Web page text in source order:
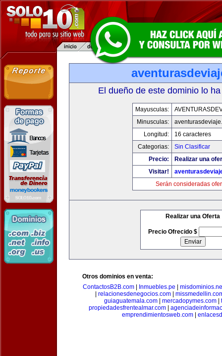
El dueño de este dominio lo
Mayusculas:
Minusculas:
Longitud:
16 caracteres
Categorias:
Sin Clasificar
Precio:
Realizar una
Visitar!
Serán consideradas
Realizar una Oferta
Precio Ofrecido $
Otros dominios en venta:
ContactosB2B.com
Inmuebles.pe
relacionesdenegocios.com|
guiaguatemala.com
mercadopymes.com
propiedadesfrentealmar.com
emprendimientosweb.com